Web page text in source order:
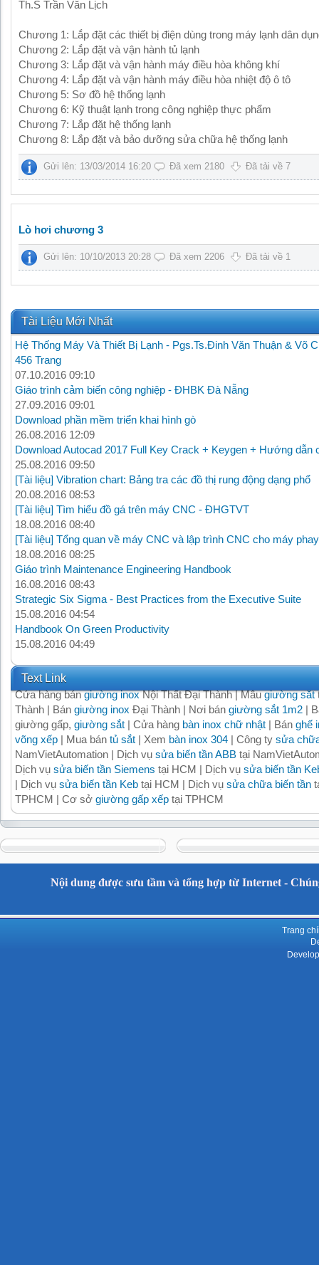
Th.S Trần Văn Lịch
Chương 1: Lắp đặt các thiết bị điện dùng trong máy lạnh dân
Chương 2: Lắp đặt và vận hành tủ lạnh
Chương 3: Lắp đặt và vận hành máy điều hòa không khí
Chương 4: Lắp đặt và vận hành máy điều hòa nhiệt độ ô tô
Chương 5: Sơ đồ hệ thống lạnh
Chương 6: Kỹ thuật lạnh trong công nghiệp thực phẩm
Chương 7: Lắp đặt hệ thống lạnh
Chương 8: Lắp đặt và bảo dưỡng sửa chữa hệ thống lạnh
Gửi lên: 13/03/2014 16:20 Đã xem 2180 Đã tải về 7
Lò hơi chương 3
Gửi lên: 10/10/2013 20:28 Đã xem 2206 Đã tải về 1
Tài Liệu Mới Nhất
Hệ Thống Máy Và Thiết Bị Lạnh - Pgs.Ts.Đinh Văn Thuận & Võ
456 Trang
07.10.2016 09:10
Giáo trình cảm biến công nghiệp - ĐHBK Đà Nẵng
27.09.2016 09:01
Download phần mềm triển khai hình gò
26.08.2016 12:09
Download Autocad 2017 Full Key Crack + Keygen + Hướng dẫn
25.08.2016 09:50
[Tài liệu] Vibration chart: Bảng tra các đồ thị rung động dạng phổ
20.08.2016 08:53
[Tài liệu] Tìm hiểu đồ gá trên máy CNC - ĐHGTVT
18.08.2016 08:40
[Tài liệu] Tổng quan về máy CNC và lập trình CNC cho máy
18.08.2016 08:25
Giáo trình Maintenance Engineering Handbook
16.08.2016 08:43
Strategic Six Sigma - Best Practices from the Executive Suite
15.08.2016 04:54
Handbook On Green Productivity
15.08.2016 04:49
Text Link
Cửa hàng bángiường inoxNội Thất Đại Thành | Mẫugiường sắt
Thành | Bán giường inox Đại Thành | Nơi bán giường sắt 1m2 |
giường gấp, giường sắt | Cửa hàng bàn inox chữ nhật | Bán ghế
võng xếp | Mua bán tủ sắt | Xem bàn inox 304 | Công ty sửa
NamVietAutomation | Dịch vụ sửa biến tần ABB tại
Dịch vụ sửa biến tần Siemens tại HCM | Dịch vụ sửa biến tần
| Dịch vụ sửa biến tần Keb tại HCM | Dịch vụ sửa chữa biến tần
TPHCM | Cơ sở giường gấp xếp tại TPHCM
Nội dung được sưu tầm và tổng hợp từ Internet -
Trang